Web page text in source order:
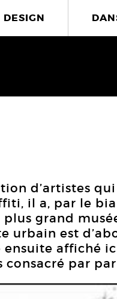
DESIGN
d’artistes
il a, par le
grand
urbain est
affiché
par